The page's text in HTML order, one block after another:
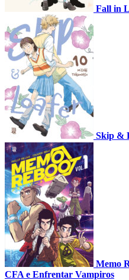
Fall in
Skip &
Memo
CFA e Enfrentar Vampiros